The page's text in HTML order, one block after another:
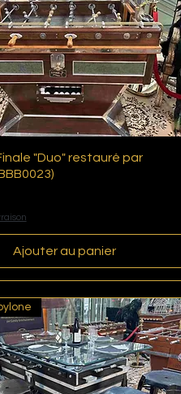
Aperçu rapide
"Duo" restauré par
Ajouter au panier